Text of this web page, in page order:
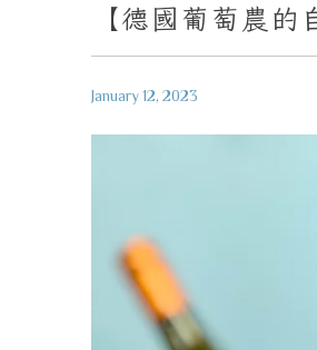
【德國葡萄農
January 12, 2023